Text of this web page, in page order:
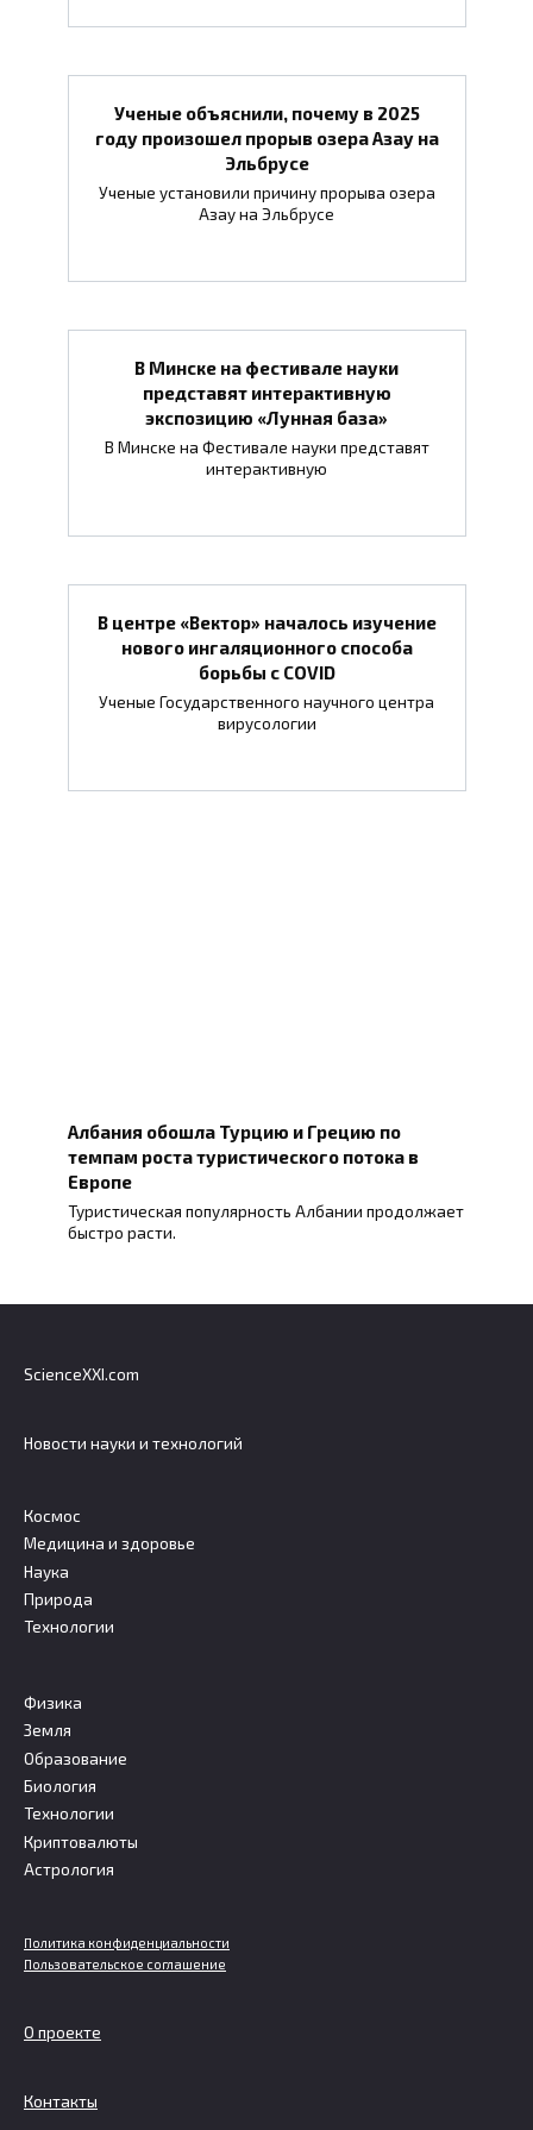
Ученые объяснили, почему в 2025
году произошел прорыв озера Азау на
Эльбрусе
Ученые установили причину прорыва озера
Азау на Эльбрусе
В Минске на фестивале науки
представят интерактивную
экспозицию «Лунная база»
В Минске на Фестивале науки представят
интерактивную
В центре «Вектор» началось изучение
нового ингаляционного способа
борьбы с COVID
Ученые Государственного научного центра
вирусологии
Албания обошла Турцию и Грецию по
темпам роста туристического потока в
Европе
Туристическая популярность Албании продолжает
быстро расти.
ScienceXXI.com
Новости науки и технологий
Космос
Медицина и здоровье
Наука
Природа
Технологии
Физика
Земля
Образование
Биология
Технологии
Криптовалюты
Астрология
Политика конфиденциальности
Пользовательское соглашение
О проекте
Контакты